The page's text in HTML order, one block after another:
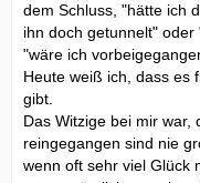
dem Schluss, "hätte ich
ihn doch getunnelt"
"wäre ich
Heute weiß ich, dass es
gibt.
Das Witzige bei mir war,
reingegangen sind nie
wenn oft sehr viel Glück